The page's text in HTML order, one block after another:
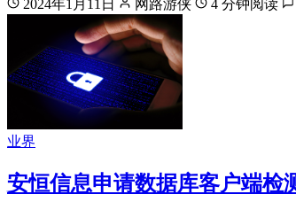
2024年1月11日 网路游侠 4 分钟阅读
业界
安恒信息申请数据库客户端检